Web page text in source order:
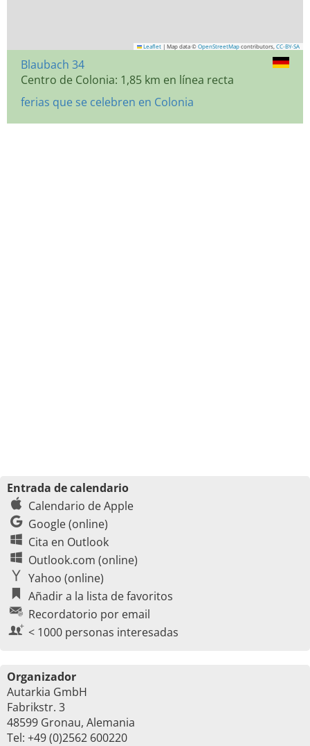
Leaflet | Map data © OpenStreetMap contributors, CC-BY-SA
Blaubach 34
Centro de Colonia: 1,85 km en línea recta
ferias que se celebren en Colonia
Entrada de calendario
Calendario de Apple
Google (online)
Cita en Outlook
Outlook.com (online)
Yahoo (online)
Añadir a la lista de favoritos
Recordatorio por email
< 1000 personas interesadas
Organizador
Autarkia GmbH
Fabrikstr. 3
48599 Gronau, Alemania
Tel: +49 (0)2562 600220